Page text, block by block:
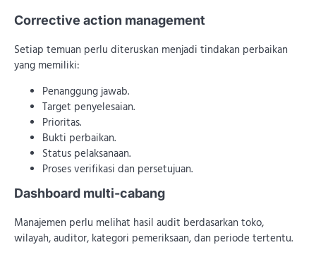
Corrective action management
Setiap temuan perlu diteruskan menjadi tindakan perbaikan
yang memiliki:
Penanggung jawab.
Target penyelesaian.
Prioritas.
Bukti perbaikan.
Status pelaksanaan.
Proses verifikasi dan persetujuan.
Dashboard multi-cabang
Manajemen perlu melihat hasil audit berdasarkan toko,
wilayah, auditor, kategori pemeriksaan, dan periode tertentu.